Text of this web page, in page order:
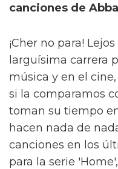
canciones de
¡Cher no para!
larguísima carrera
música y en el
si la comparamos
toman su tiempo
hacen nada de
canciones en los
para la serie